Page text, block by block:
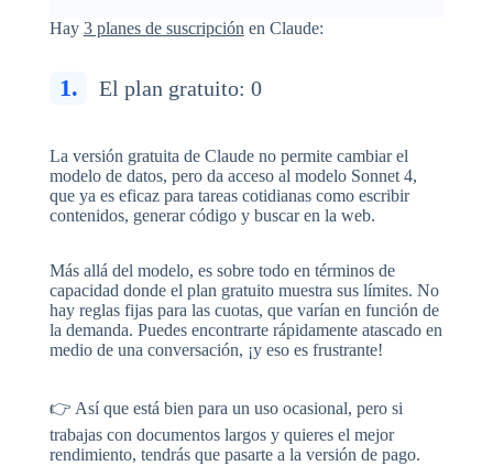
Hay 3 planes de suscripción en Claude:
1. El plan gratuito: 0
La versión gratuita de Claude no permite cambiar el
modelo de datos, pero da acceso al modelo Sonnet 4,
que ya es eficaz para tareas cotidianas como escribir
contenidos, generar código y buscar en la web.
Más allá del modelo, es sobre todo en términos de
capacidad donde el plan gratuito muestra sus límites. No
hay reglas fijas para las cuotas, que varían en función de
la demanda. Puedes encontrarte rápidamente atascado en
medio de una conversación, ¡y eso es frustrante!
👉 Así que está bien para un uso ocasional, pero si
trabajas con documentos largos y quieres el mejor
rendimiento, tendrás que pasarte a la versión de pago.